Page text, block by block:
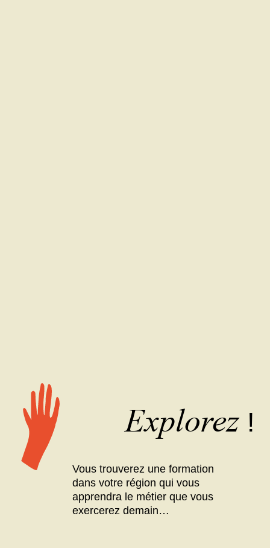
Explorez!
Vous trouverez une formation
dans votre région qui vous
apprendra le métier que vous
exercerez demain…